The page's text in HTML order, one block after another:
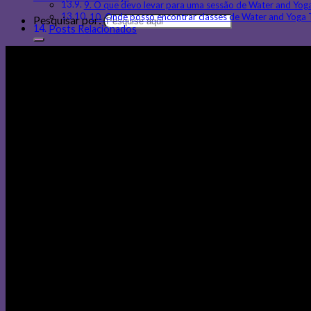
Pesquisar por:
9. O que devo levar para uma sessão de Water and
10. Onde posso encontrar classes de Water and Yoga
Posts Relacionados